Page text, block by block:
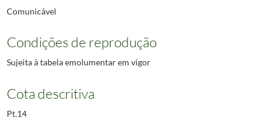
Comunicável
Condições de reprodução
Sujeita à tabela emolumentar em vigor
Cota descritiva
Pt.14